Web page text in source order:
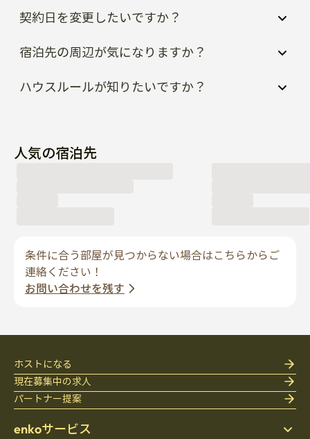
宿泊先の周辺が気になりますか？
ハウスルールが知りたいですか？
お問い合わせを残す
enkoサービス
寝具
個人情報保護方針
enkoの紹介
ホストになる
パートナー提案